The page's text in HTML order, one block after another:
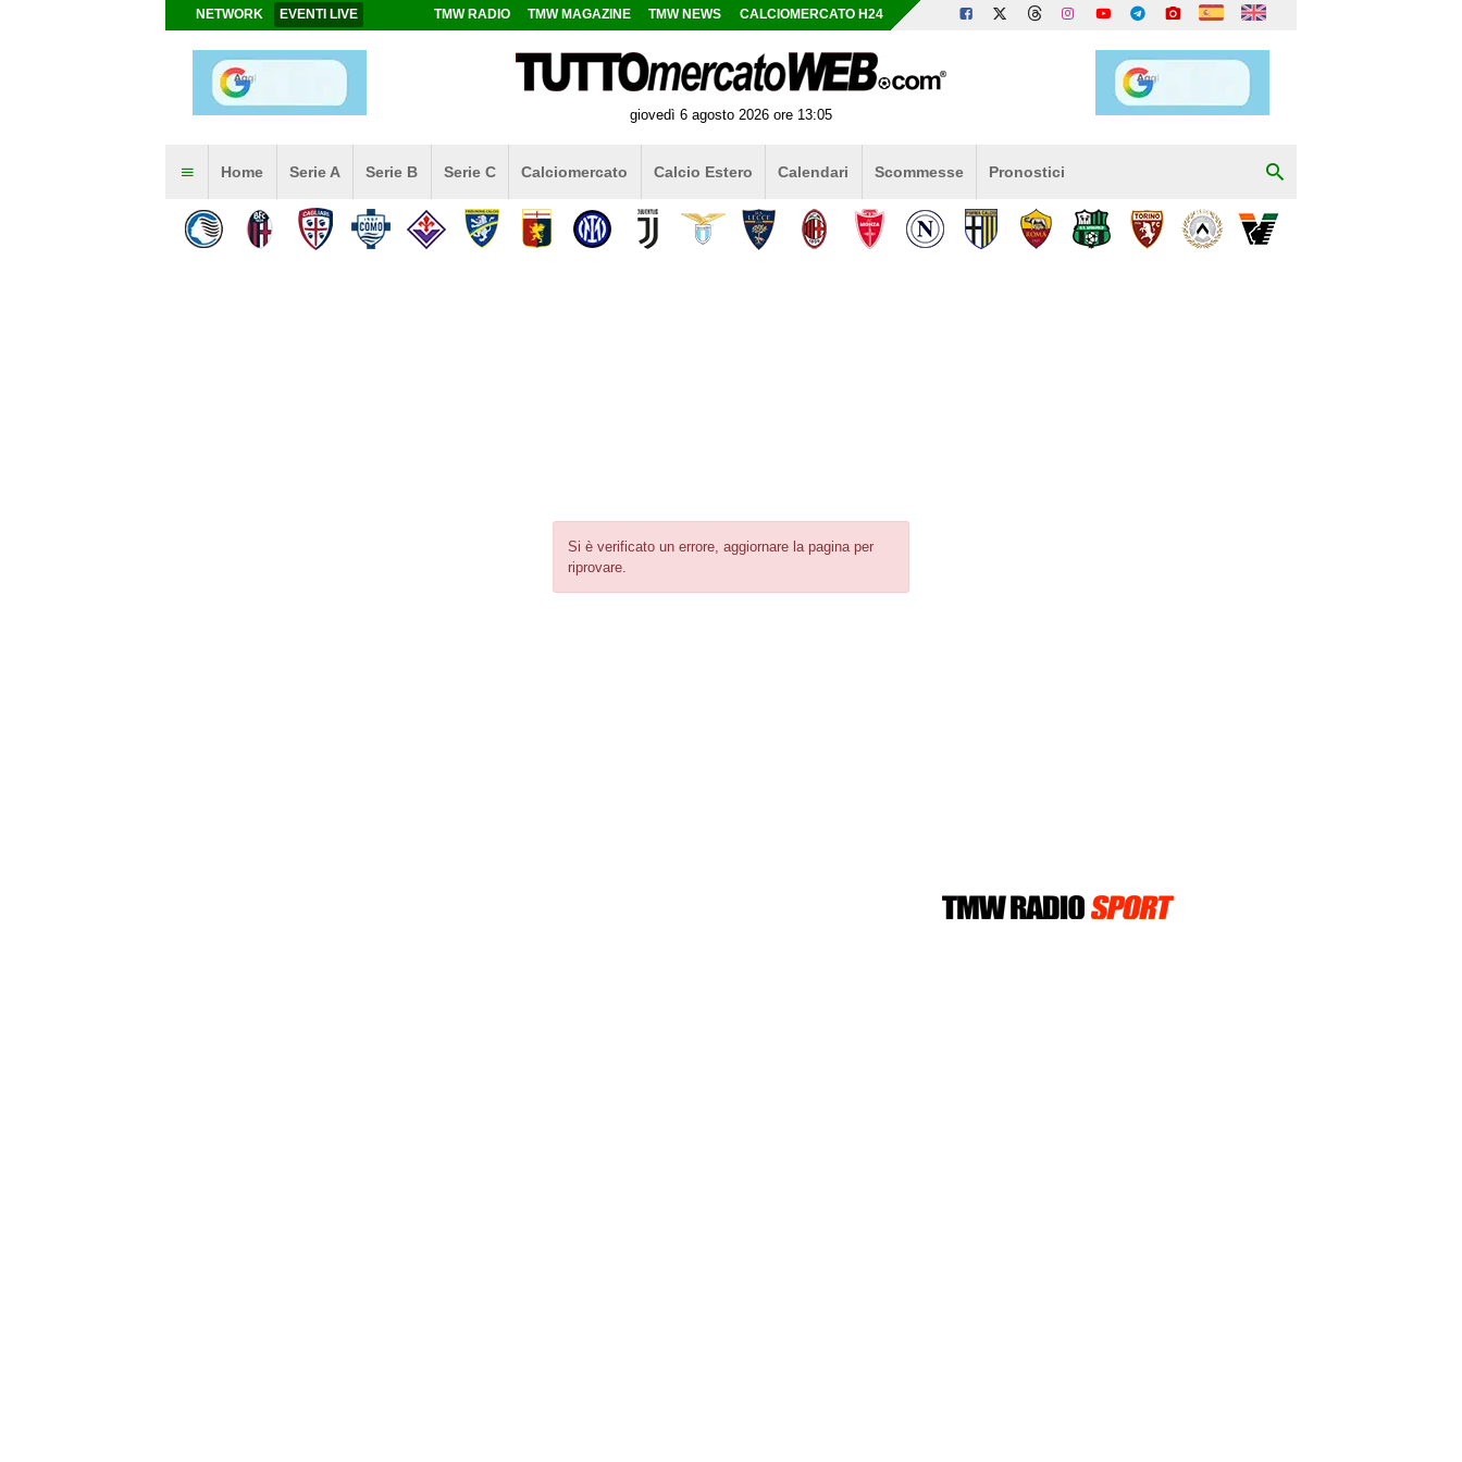
Si è verificato un errore, aggiornare la pagina per
riprovare.
NETWORK EVENTI LIVE TMW RADIO TMW MAGAZINE TMW NEWS CALCIOMERCATO H24
giovedì 6 agosto 2026 ore 13:05
Home Serie A Serie B Serie C Calciomercato Calcio Estero Calendari Scommesse Pronostici